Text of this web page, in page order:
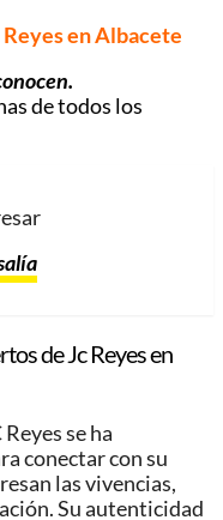
en Albacete
de todos los
de Jc Reyes en
se ha
conectar con su
las vivencias,
Su autenticidad